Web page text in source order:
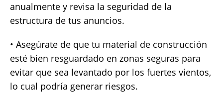
anualmente y revisa la seguridad de la
estructura de tus anuncios.
• Asegúrate de que tu material de construcción
esté bien resguardado en zonas seguras para
evitar que sea levantado por los fuertes vientos,
lo cual podría generar riesgos.